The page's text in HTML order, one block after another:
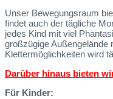
Unser Bewegungsraum
findet auch der tägliche
jedes Kind mit viel
großzügige Außengelände
Klettermöglichkeiten wird
Darüber hinaus bieten
Für Kinder: